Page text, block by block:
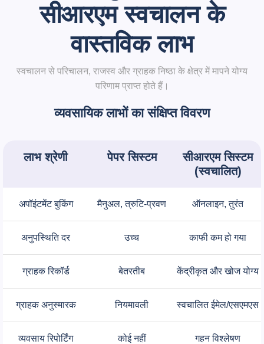
सीआरएम स्वचालन के
वास्तविक लाभ
स्वचालन से परिचालन, राजस्व और ग्राहक निष्ठा के क्षेत्र में मापने योग्य
परिणाम प्राप्त होते हैं।
व्यवसायिक लाभों का संक्षिप्त विवरण
लाभ श्रेणी पेपर सिस्टम
सीआरएम सिस्टम
(स्वचालित)
अपॉइंटमेंट बुकिंग मैनुअल, त्रुटि-प्रवण ऑनलाइन, तुरंत
अनुपस्थिति दर उच्च काफी कम हो गया
ग्राहक रिकॉर्ड बेतरतीब केंद्रीकृत और खोज योग्य
ग्राहक अनुस्मारक नियमावली स्वचालित ईमेल/एसएमएस
व्यवसाय रिपोर्टिंग कोई नहीं गहन विश्लेषण